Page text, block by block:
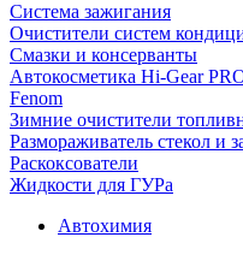
Система зажигания
Очистители систем
Смазки и консерванты
Автокосметика Hi-Gear
Fenom
Зимние очистители
Размораживатель стекол и
Раскоксователи
Жидкости для ГУРа
Автохимия